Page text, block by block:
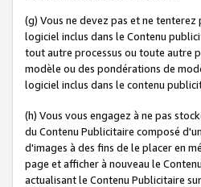
(g) Vous ne devez pas et ne
logiciel inclus dans le Contenu
tout autre processus ou toute autre
modèle ou des pondérations de
logiciel inclus dans le contenu
(h) Vous vous engagez à ne pas
du Contenu Publicitaire composé
d'images à des fins de le placer en
page et afficher à nouveau le
actualisant le Contenu Publicitaire